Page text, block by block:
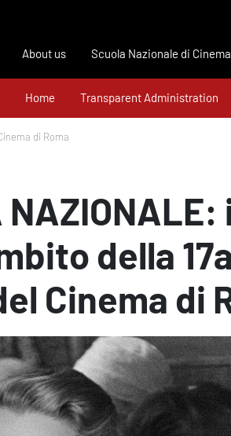
About us Scuola Nazionale di Cinema
Home Transparent Administration
di Roma
della
Cinema di